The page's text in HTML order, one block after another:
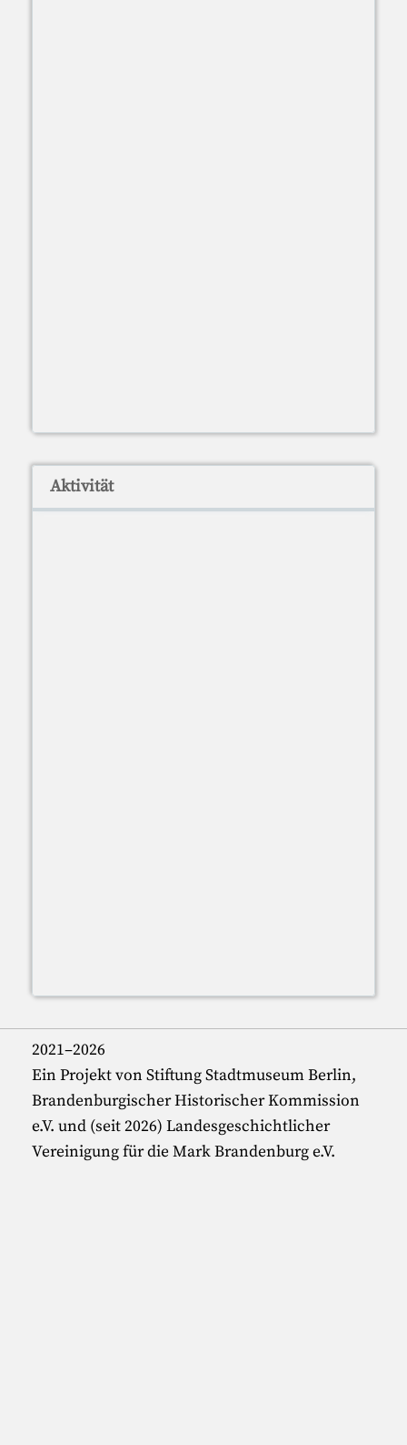
Aktivität
2021–2026
Ein Projekt von Stiftung Stadtmuseum Berlin,
Brandenburgischer Historischer Kommission
e.V. und (seit 2026) Landesgeschichtlicher
Vereinigung für die Mark Brandenburg e.V.